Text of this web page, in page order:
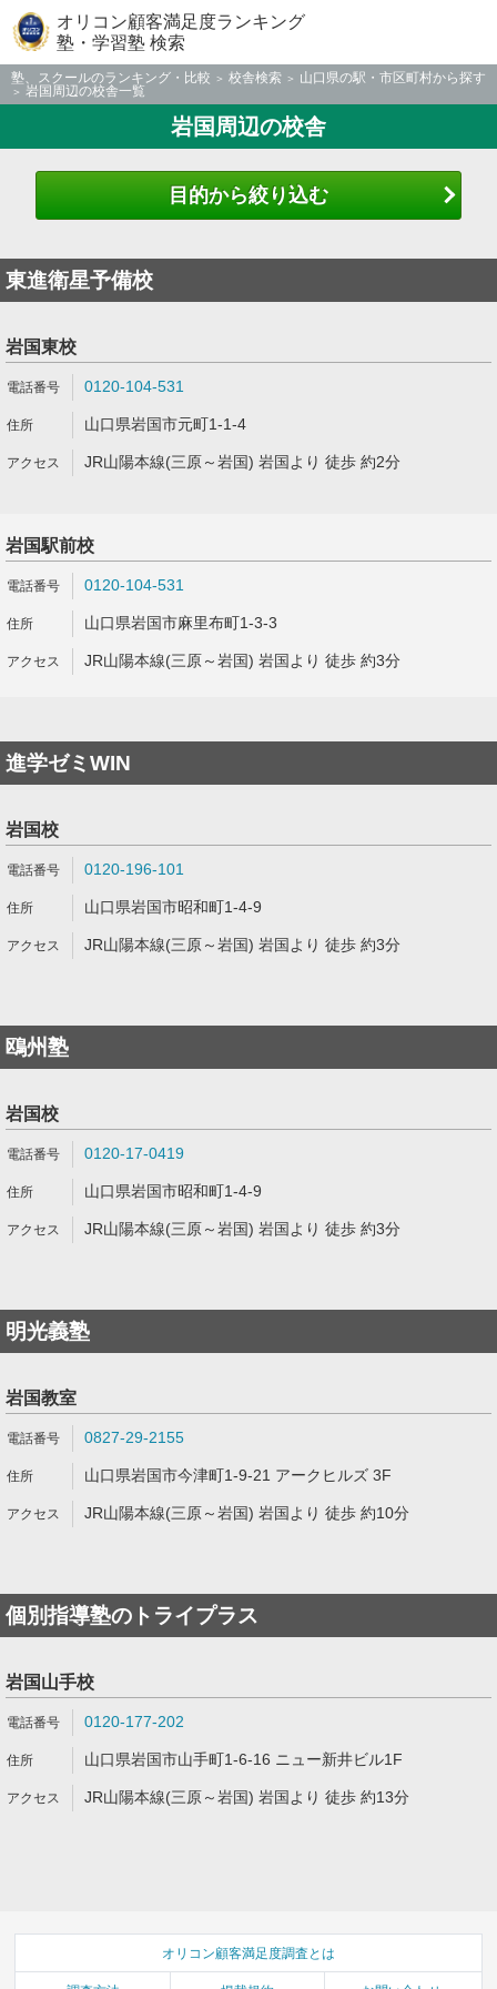
オリコン顧客満足度ランキング
塾・学習塾 検索
塾、スクールのランキング・比較 校舎検索
山口県の駅・市区町村から探す
岩国周辺の校舎一覧
岩国周辺の校舎
目的から絞り込む
東進衛星予備校
岩国東校
0120-104-531
山口県岩国市元町1-1-4
JR山陽本線(三原～岩国) 岩国より 徒歩 約2分
岩国駅前校
0120-104-531
山口県岩国市麻里布町1-3-3
JR山陽本線(三原～岩国) 岩国より 徒歩 約3分
進学ゼミWIN
岩国校
0120-196-101
山口県岩国市昭和町1-4-9
JR山陽本線(三原～岩国) 岩国より 徒歩 約3分
鴎州塾
岩国校
0120-17-0419
山口県岩国市昭和町1-4-9
JR山陽本線(三原～岩国) 岩国より 徒歩 約3分
明光義塾
岩国教室
0827-29-2155
山口県岩国市今津町1-9-21 アークヒルズ 3F
JR山陽本線(三原～岩国) 岩国より 徒歩 約10分
個別指導塾のトライプラス
岩国山手校
0120-177-202
山口県岩国市山手町1-6-16 ニュー新井ビル1F
JR山陽本線(三原～岩国) 岩国より 徒歩 約13分
オリコン顧客満足度調査とは